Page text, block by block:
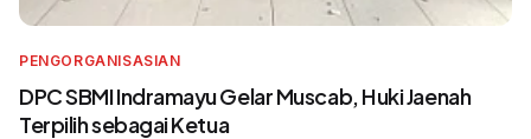
PENGORGANISASIAN
DPC SBMI Indramayu Gelar Muscab, Huki Jaenah
Terpilih sebagai Ketua